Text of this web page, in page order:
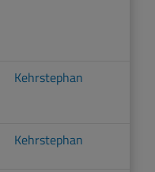
Kehrstephan
Kehrstephan